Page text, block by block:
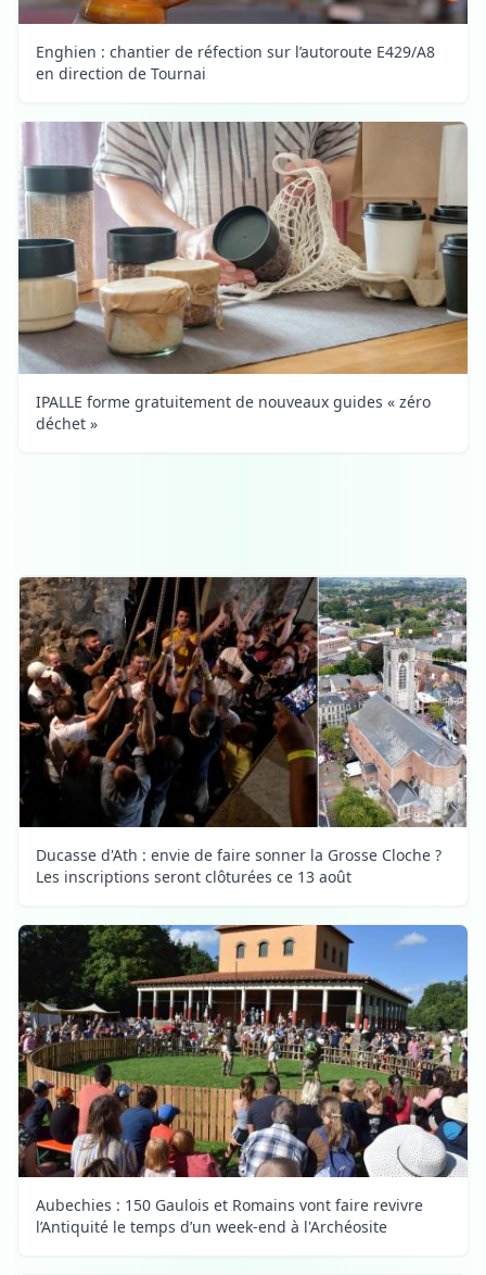
Enghien : chantier de réfection sur l’autoroute E429/A8
en direction de Tournai
IPALLE forme gratuitement de nouveaux guides « zéro
déchet »
Ducasse d'Ath : envie de faire sonner la Grosse Cloche ?
Les inscriptions seront clôturées ce 13 août
Aubechies : 150 Gaulois et Romains vont faire revivre
l’Antiquité le temps d’un week-end à l'Archéosite